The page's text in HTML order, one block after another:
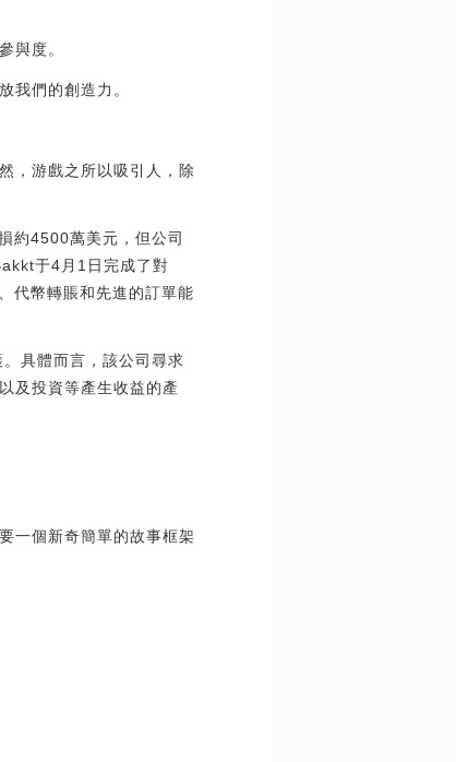
與度。
我們的創造力。
，游戲之所以吸引人，除
約4500萬美元，但公司
于4月1日完成了對
代幣轉賬和先進的訂單能
具體而言，該公司尋求
及投資等產生收益的產
一個新奇簡單的故事框架